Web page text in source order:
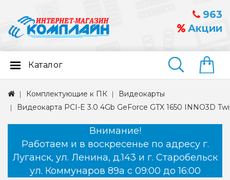
963
Акции
Найти
Каталог
Комплектующие к ПК
Видеокарты
Видеокарта PCI-E 3.0 4Gb GeForce GTX 1650 INNO3D
Внимание!
Работаем и в воскресенье по адресу г.
Луганск, ул. Ленина, д.143 и г. Старобельск
ул. Коммунаров 89а с 09:00 до 16:00